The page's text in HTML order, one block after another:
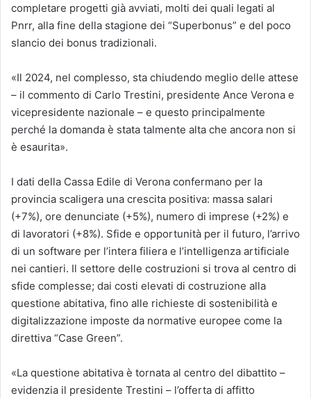
completare progetti già avviati, molti dei quali legati al
Pnrr, alla fine della stagione dei “Superbonus” e del poco
slancio dei bonus tradizionali.
«Il 2024, nel complesso, sta chiudendo meglio delle attese
– il commento di Carlo Trestini, presidente Ance Verona e
vicepresidente nazionale – e questo principalmente
perché la domanda è stata talmente alta che ancora non si
è esaurita».
I dati della Cassa Edile di Verona confermano per la
provincia scaligera una crescita positiva: massa salari
(+7%), ore denunciate (+5%), numero di imprese (+2%) e
di lavoratori (+8%). Sfide e opportunità per il futuro, l’arrivo
di un software per l’intera filiera e l’intelligenza artificiale
nei cantieri. Il settore delle costruzioni si trova al centro di
sfide complesse; dai costi elevati di costruzione alla
questione abitativa, fino alle richieste di sostenibilità e
digitalizzazione imposte da normative europee come la
direttiva “Case Green”.
«La questione abitativa è tornata al centro del dibattito –
evidenzia il presidente Trestini – l’offerta di affitto